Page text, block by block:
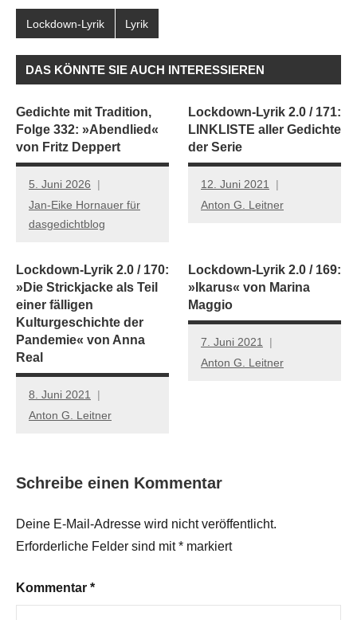
Lockdown-Lyrik Lyrik
DAS KÖNNTE SIE AUCH INTERESSIEREN
Gedichte mit Tradition,
Folge 332: »Abendlied«
von Fritz Deppert
5. Juni 2026
Jan-Eike Hornauer für
dasgedichtblog
Lockdown-Lyrik 2.0 / 171:
LINKLISTE aller Gedichte
der Serie
12. Juni 2021
Anton G. Leitner
Lockdown-Lyrik 2.0 / 170:
»Die Strickjacke als Teil
einer fälligen
Kulturgeschichte der
Pandemie« von Anna
Real
8. Juni 2021
Anton G. Leitner
Lockdown-Lyrik 2.0 / 169:
»Ikarus« von Marina
Maggio
7. Juni 2021
Anton G. Leitner
Schreibe einen Kommentar
Deine E-Mail-Adresse wird nicht veröffentlicht.
Erforderliche Felder sind mit* markiert
Kommentar *